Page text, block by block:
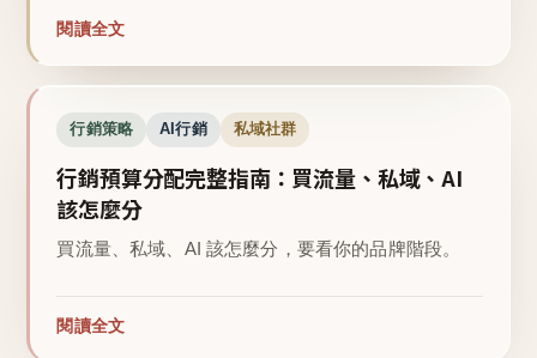
閱讀全文
行銷策略 AI行銷 私域社群
行銷預算分配完整指南：買流量、私域、AI
該怎麼分
買流量、私域、AI 該怎麼分，要看你的品牌階段。
閱讀全文